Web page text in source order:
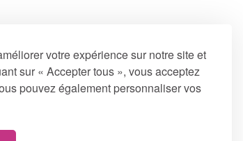
votre expérience sur notre site et
sur « Accepter tous », vous acceptez
pouvez également personnaliser vos